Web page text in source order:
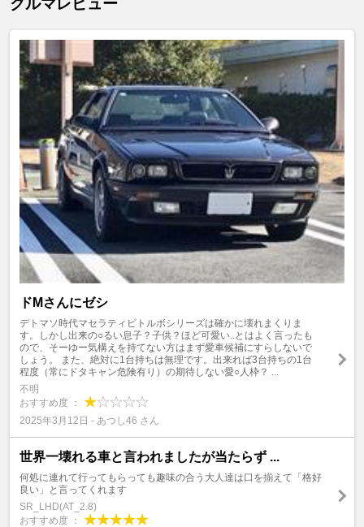
ドMさんにゼシ
デトマソ時代マセラティビトルボシリーズは確かに壊れまくりま
す。しかし出来の○るい息子？子供？ほど可愛い..とはよく言ったも
ので、そーゆー気構えを持てない方はまず愛車候補にすらしないで
しょう。 また、絶対に1台持ちは無理です。出来れば3台持ちの1台
程度（常にドタキャン危険有り）の期待しない愛○人枠？ ...
不明
おすすめ度 ：
2025年3月12日 - あつし46 さん
世界一壊れる車と言われましたが当たらず ...
何処に連れて行ってもらっても趣味の合う大人達は口を揃えて「格好
良い」と言ってくれます
SR_LHD(AT_2.8)
おすすめ度 ：